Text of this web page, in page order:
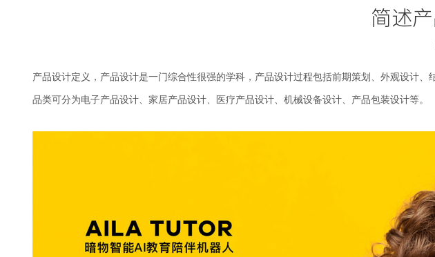
简述
产品设计定义，产品设计是一门综合性很强的学科，产品设计过程包括前期策划、外观设计
品类可分为电子产品设计、家居产品设计、医疗产品设计、机械设备设计、产品包装设计等。